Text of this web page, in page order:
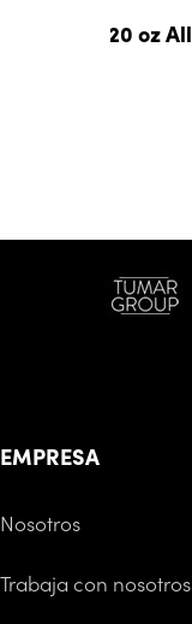
20 oz
EMPRESA
Nosotros
Trabaja con nosotros